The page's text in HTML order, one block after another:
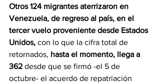
Otros 124 migrantes aterrizaron en
Venezuela, de regreso al país, en el
tercer vuelo proveniente desde Estados
Unidos, con lo que la cifra total de
retornados, hasta el momento, llega a
362 desde que se firmó -el 5 de
octubre- el acuerdo de repatriación